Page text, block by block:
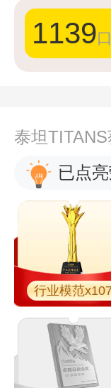
1139
泰坦
已点
行业模范